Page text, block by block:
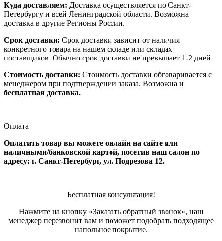
Куда доставляем: Доставка осуществляется по Санкт-
Петербургу и всей Ленинградской области. Возможна
доставка в другие Регионы России.
Срок доставки: Срок доставки зависит от наличия
конкретного товара на нашем складе или складах
поставщиков. Обычно срок доставки не превышает 1-2 дней.
Стоимость доставки: Стоимость доставки обговаривается с
менеджером при подтверждении заказа. Возможна и
бесплатная доставка.
Оплата
Оплатить товар вы можете онлайн на сайте или
наличными/банковской картой, посетив наш салон по
адресу: г. Санкт-Петербург, ул. Подрезова 12.
Бесплатная консультация!
Нажмите на кнопку «Заказать обратный звонок», наш
менеджер перезвонит вам и поможет подобрать подходящее
напольное покрытие.